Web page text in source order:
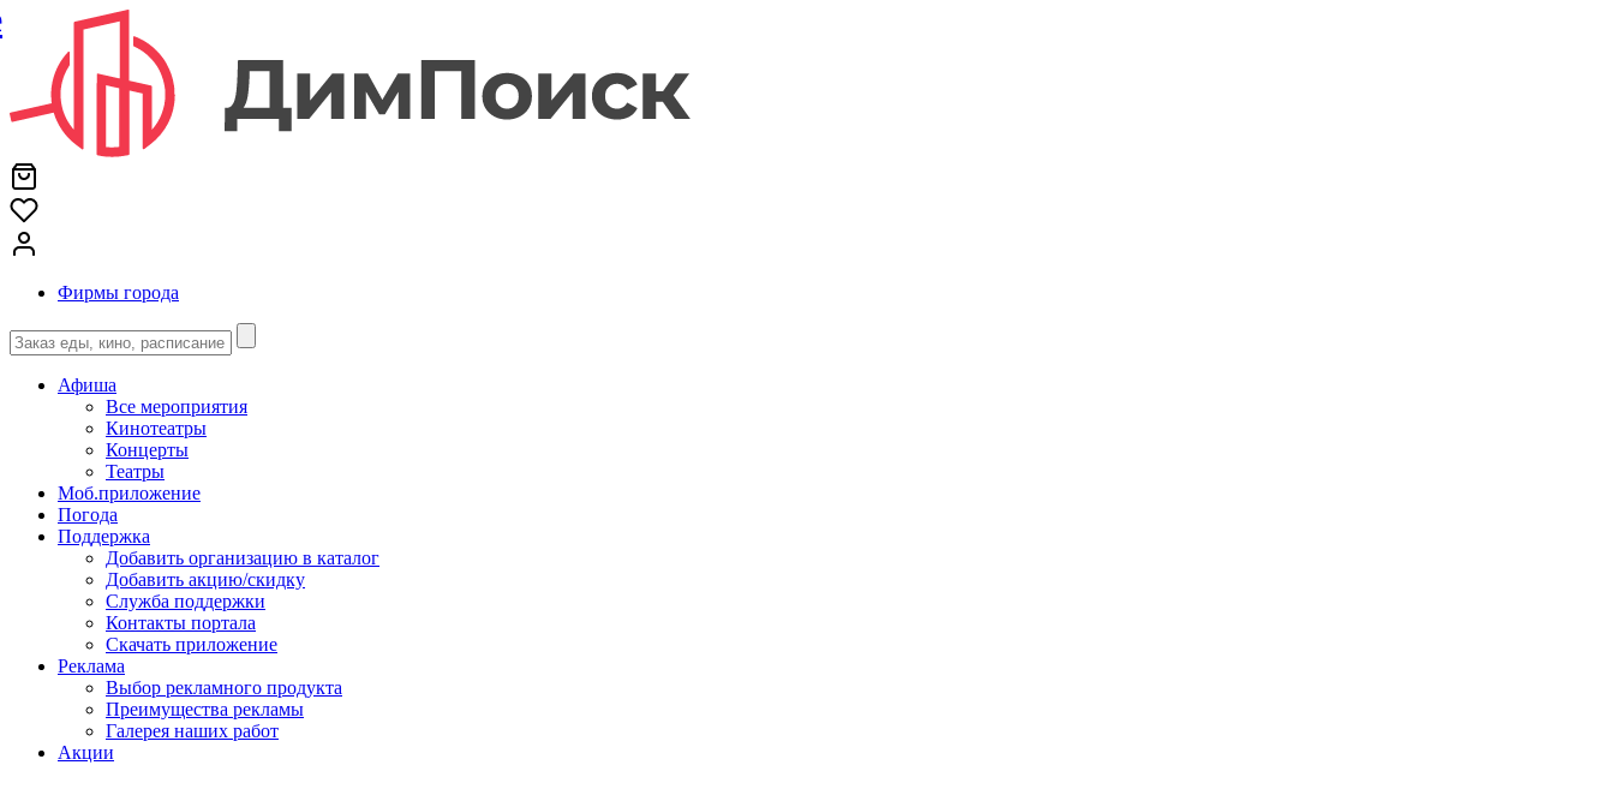
Фирмы города
Афиша
Все мероприятия
Кинотеатры
Концерты
Театры
Моб.приложение
Погода
Поддержка
Добавить организацию в каталог
Добавить акцию/скидку
Служба поддержки
Контакты портала
Скачать приложение
Реклама
Выбор рекламного продукта
Преимущества рекламы
Галерея наших работ
Акции